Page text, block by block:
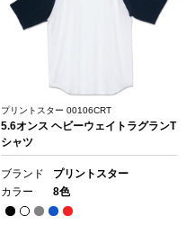
プリントスター 00106CRT
5.6オンス ヘビーウェイトラグランT
シャツ
ブランド
プリントスター
カラー
8色